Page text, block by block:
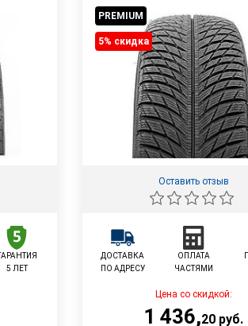
5 ЛЕТ
PREMIUM
5% cкидка
Оставить отзыв
ДОСТАВКА
ПО АДРЕСУ
ОПЛАТА
ЧАСТЯМИ
Цена со скидкой:
1 436,20 руб.